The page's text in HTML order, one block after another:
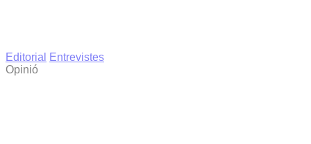
Editorial
Entrevistes
Opinió